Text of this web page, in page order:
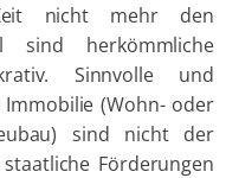
nicht mehr den
sind herkömmliche
Sinnvolle und
(Wohn- oder
sind nicht der
Förderungen